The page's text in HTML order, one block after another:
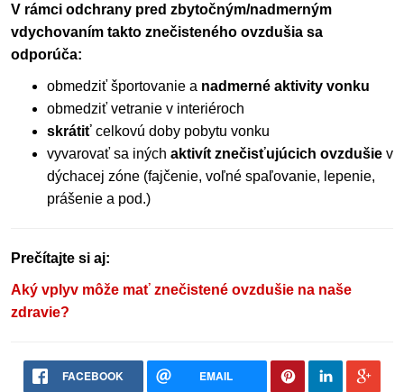
V rámci odchrany pred zbytočným/nadmerným
vdychovaním takto znečisteného ovzdušia sa
odporúča:
obmedziť športovanie a nadmerné aktivity vonku
obmedziť vetranie v interiéroch
skrátiť celkovú doby pobytu vonku
vyvarovať sa iných aktivít znečisťujúcich ovzdušie v
dýchacej zóne (fajčenie, voľné spaľovanie, lepenie,
prášenie a pod.)
Prečítajte si aj:
Aký vplyv môže mať znečistené ovzdušie na naše
zdravie?
FACEBOOK EMAIL